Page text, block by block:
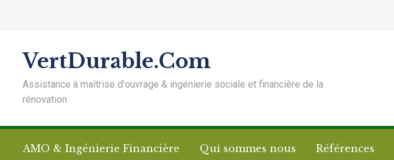
VertDurable.Com
Assistance à maîtrise d'ouvrage & ingénierie sociale et financière de la
rénovation
AMO & Ingénierie Financière Qui sommes nous Références